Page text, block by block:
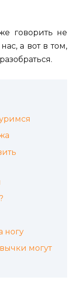
говорить не
а вот в том,
ногу
могут